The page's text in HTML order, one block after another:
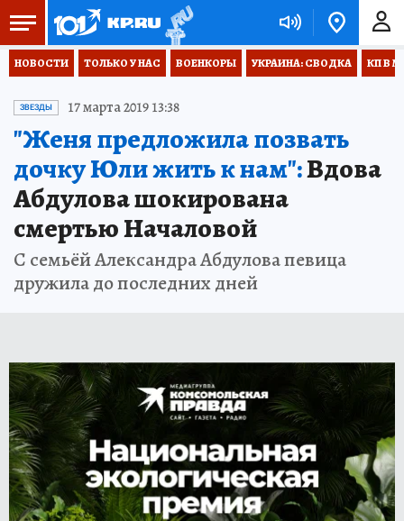
НОВОСТИ ТОЛЬКО У НАС ВОЕНКОРЫ УКРАИНА: СВОДКА КП В
ЗВЕЗДЫ 17 марта 2019 13:38
"Женя предложила позвать
дочку Юли жить к нам":Вдова
Абдулова шокирована
смертью Началовой
С семьёй Александра Абдулова певица
дружила до последних дней